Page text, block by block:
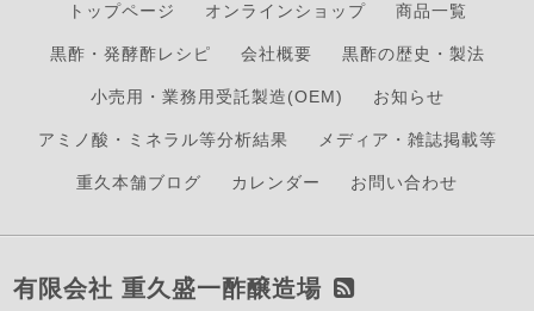
トップページ オンラインショップ 商品一覧
黒酢・発酵酢レシピ 会社概要 黒酢の歴史・製法
小売用・業務用受託製造(OEM) お知らせ
アミノ酸・ミネラル等分析結果 メディア・雑誌掲載等
重久本舗ブログ カレンダー お問い合わせ
有限会社 重久盛一酢醸造場